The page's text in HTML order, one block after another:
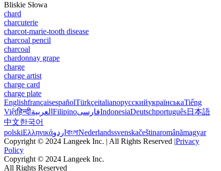
Bliskie Słowa
chard
charcuterie
charcot-marie-tooth disease
charcoal pencil
charcoal
chardonnay grape
charge
charge artist
charge card
charge plate
EnglishfrançaisespañolTürkçeitalianoрусскийукраїнськаTiếng
Việtहिन्दीالعربية FilipinoفارسیIndonesiaDeutschportuguês日本語
中文한국어
polskiΕλληνικάاردو বাংলাNederlandssvenskačeštinaromânămagyar
Copyright © 2024 Langeek Inc. | All Rights Reserved |Privacy
Policy
Copyright © 2024 Langeek Inc.
All Rights Reserved